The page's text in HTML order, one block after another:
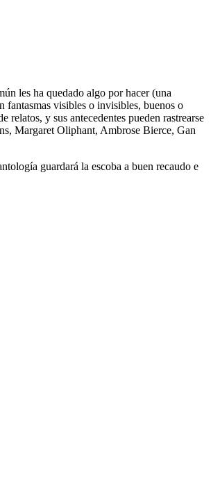
les ha quedado algo por hacer (una
fantasmas visibles o invisibles, buenos o
y sus antecedentes pueden rastrearse
Margaret Oliphant, Ambrose Bierce, Gan
guardará la escoba a buen recaudo e